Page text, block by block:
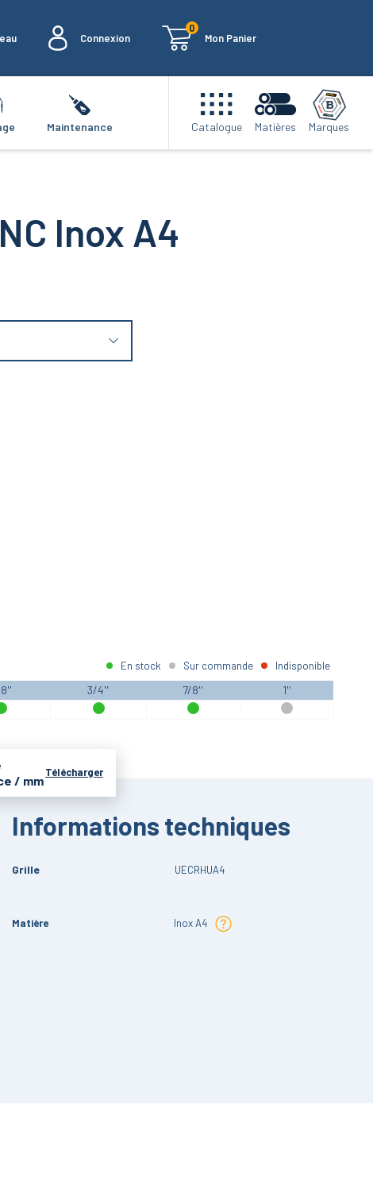
Connexion
0
Mon Panier
Maintenance Catalogue Matières Marques
Inox A4
En stock Sur commande Indisponible
3/4'' 7/8'' 1''
/ mm
Télécharger
Informations techniques
Grille UECRHUA4
Matière Inox A4